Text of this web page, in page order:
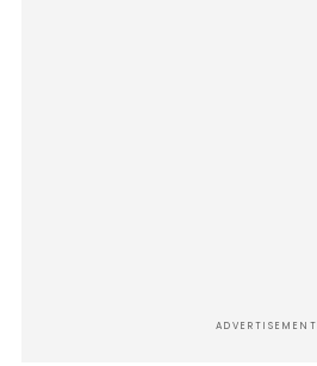
ADVERTISEMENT